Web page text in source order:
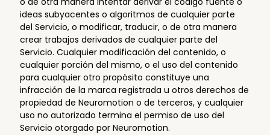
ideas subyacentes o algoritmos de cualquier parte
del Servicio, o modificar, traducir, o de otra manera
crear trabajos derivados de cualquier parte del
Servicio. Cualquier modificación del contenido, o
cualquier porción del mismo, o el uso del contenido
para cualquier otro propósito constituye una
infracción de la marca registrada u otros derechos de
propiedad de Neuromotion o de terceros, y cualquier
uso no autorizado termina el permiso de uso del
Servicio otorgado por Neuromotion.